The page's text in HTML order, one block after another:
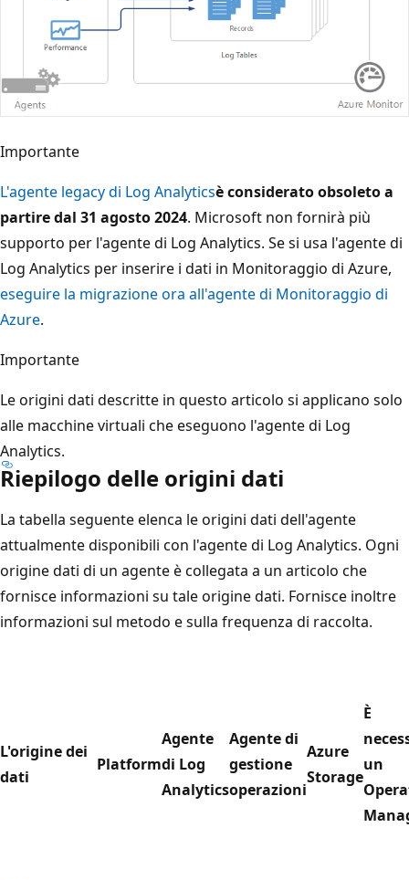
Importante
L'agente legacy di Log Analyticsè considerato obsoleto a
partire dal 31 agosto 2024. Microsoft non fornirà più
supporto per l'agente di Log Analytics. Se si usa l'agente di
Log Analytics per inserire i dati in Monitoraggio di Azure,
eseguire la migrazione ora all'agente di Monitoraggio di
Azure.
Importante
Le origini dati descritte in questo articolo si applicano solo
alle macchine virtuali che eseguono l'agente di Log
Analytics.
Riepilogo delle origini dati
La tabella seguente elenca le origini dati dell'agente
attualmente disponibili con l'agente di Log Analytics. Ogni
origine dati di un agente è collegata a un articolo che
fornisce informazioni su tale origine dati. Fornisce inoltre
informazioni sul metodo e sulla frequenza di raccolta.
L'origine dei
dati
Platform
Agente
di Log
Analytics
Agente di
gestione
operazioni
Azure
Storage
È
un